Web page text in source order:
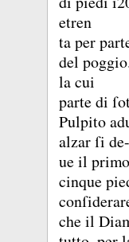
etren
ta per
del
la cui
parte di
Pulpito
alzar ſi de-
ue il
cinque
che il